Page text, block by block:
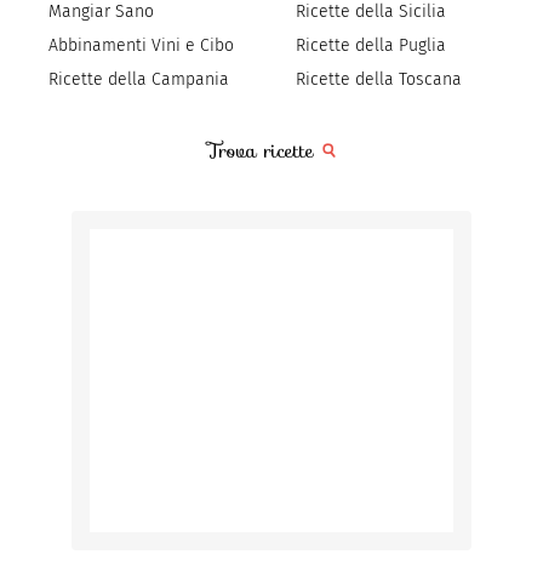
Mangiar Sano
Abbinamenti Vini e Cibo
Ricette della Campania
Ricette della Sicilia
Ricette della Puglia
Ricette della Toscana
Trova ricette